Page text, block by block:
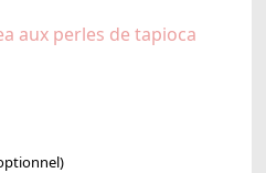
aux perles de tapioca